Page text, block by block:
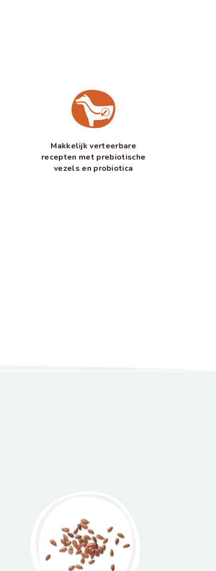
Makkelijk verteerbare
recepten met prebiotische
vezels en probiotica